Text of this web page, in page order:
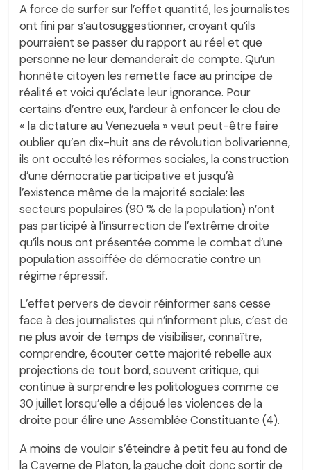
A force de surfer sur l’effet quantité, les journalistes
ont fini par s’autosuggestionner, croyant qu’ils
pourraient se passer du rapport au réel et que
personne ne leur demanderait de compte. Qu’un
honnête citoyen les remette face au principe de
réalité et voici qu’éclate leur ignorance. Pour
certains d’entre eux, l’ardeur à enfoncer le clou de
« la dictature au Venezuela » veut peut-être faire
oublier qu’en dix-huit ans de révolution bolivarienne,
ils ont occulté les réformes sociales, la construction
d’une démocratie participative et jusqu’à
l’existence même de la majorité sociale: les
secteurs populaires (90 % de la population) n’ont
pas participé à l’insurrection de l’extrême droite
qu’ils nous ont présentée comme le combat d’une
population assoiffée de démocratie contre un
régime répressif.
L’effet pervers de devoir réinformer sans cesse
face à des journalistes qui n’informent plus, c’est de
ne plus avoir de temps de visibiliser, connaître,
comprendre, écouter cette majorité rebelle aux
projections de tout bord, souvent critique, qui
continue à surprendre les politologues comme ce
30 juillet lorsqu’elle a déjoué les violences de la
droite pour élire une Assemblée Constituante (4).
A moins de vouloir s’éteindre à petit feu au fond de
la Caverne de Platon, la gauche doit donc sortir de